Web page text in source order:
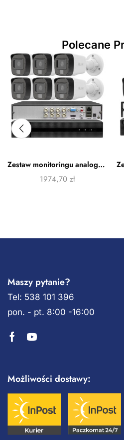
Polecane
Zestaw monitoringu analogowy HiLook 6 kamer 8MPx
1974,70 zł
Maszy pytanie?
Tel: 538 101 396
pon. - pt. 8:00 -16:00
Możliwości dostawy: